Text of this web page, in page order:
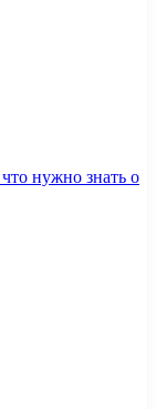
нужно знать о